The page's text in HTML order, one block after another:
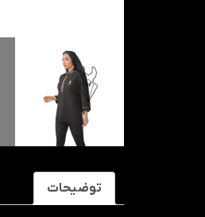
توضیحات